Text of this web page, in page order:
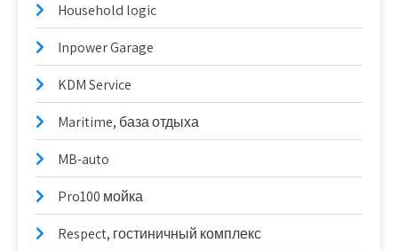
Household logic
Inpower Garage
KDM Service
Maritime, база отдыха
MB-auto
Pro100 мойка
Respect, гостиничный комплекс